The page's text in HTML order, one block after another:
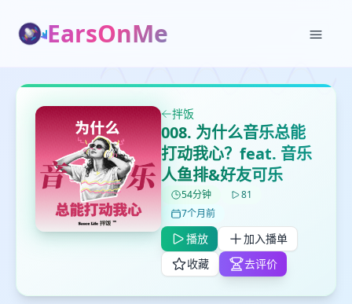
EarsOnMe
拌饭
008. 为什么音乐总能
打动我心？feat. 音乐
人鱼排&好友可乐
54分钟
81
7个月前
播放
加入播单
收藏
去评价
打分
鼠标下留人
删除确认
取消
加入播单
创建